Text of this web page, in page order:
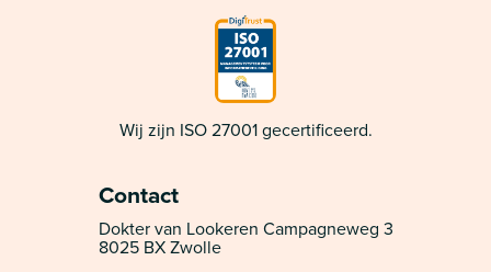
Wij zijn ISO 27001 gecertificeerd.
Contact
Dokter van Lookeren Campagneweg 3
8025 BX Zwolle